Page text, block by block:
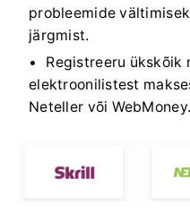
probleemide
järgmist.
Registreeru ükskõik
elektroonilistest
Neteller või WebMoney.